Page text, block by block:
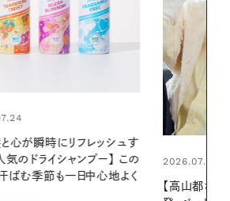
2026.06.01
える夜の爽